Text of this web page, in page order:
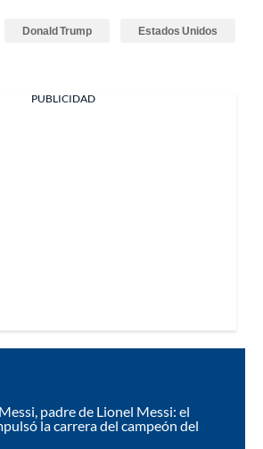
Donald Trump Estados Unidos
PUBLICIDAD
padre de Lionel Messi: el
la carrera del campeón del